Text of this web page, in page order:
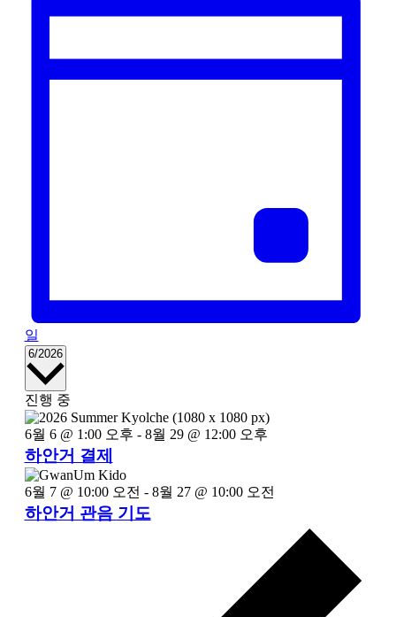
일
6/2026 날
를
선
택
합
니
다.
진행 중
6월 6 @ 1:00 오후 - 8월 29 @ 12:00 오후
하안거 결제
6월 7 @ 10:00 오전 - 8월 27 @ 10:00 오전
하안거 관음 기도